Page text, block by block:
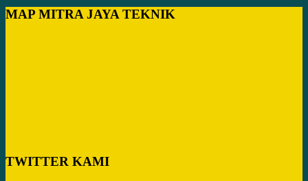
MAP MITRA JAYA TEKNIK
TWITTER KAMI